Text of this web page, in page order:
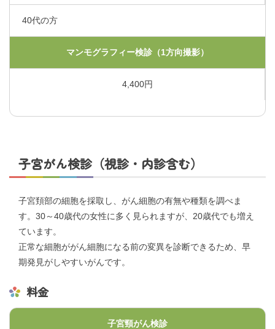
40代の方
マンモグラフィー検診（1方向撮影）
4,400円
子宮がん検診（視診・内診含む）
子宮頚部の細胞を採取し、がん細胞の有無や種類を調べま
す。30～40歳代の女性に多く見られますが、20歳代でも増え
ています。
正常な細胞ががん細胞になる前の変異を診断できるため、早
期発見がしやすいがんです。
料金
子宮頸がん検診
採用情報
お問い合わせ
熊本県玉名市玉名550番地
初診のご相談・お問い合わせ
プライバシーポリシー 入札に関するお知らせ
くまもと県北病院会議室等使用規則（word）
くまもと県北病院会議室等使用規則（pdf）
利害関係者との接触等に関する届出書（word）